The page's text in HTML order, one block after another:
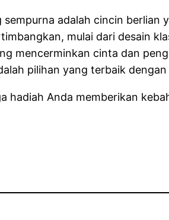
adalah cincin
mulai dari desain
mencerminkan cinta dan
pilihan yang terbaik
hadiah Anda memberikan